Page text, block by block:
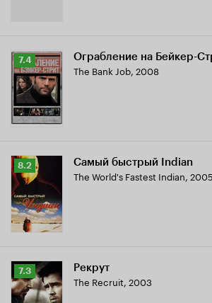
Рейтинг
Кинопоиска
7.4
7.4 Ограбление на Бейкер-
The Bank Job, 2008
Рейтинг
Кинопоиска
8.2
8.2 Самый быстрый Indian
The World's Fastest Indian, 2005
Рейтинг
Кинопоиска
7.3
7.3 Рекрут
The Recruit, 2003